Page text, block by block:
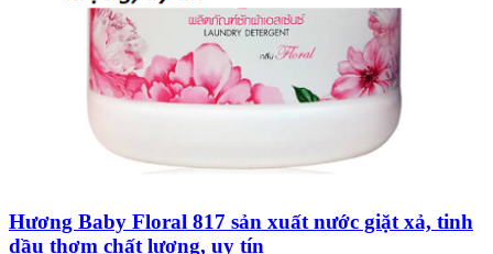
Hương Baby Floral 817 sản xuất nước giặt xả, tinh
dầu thơm chất lượng, uy tín